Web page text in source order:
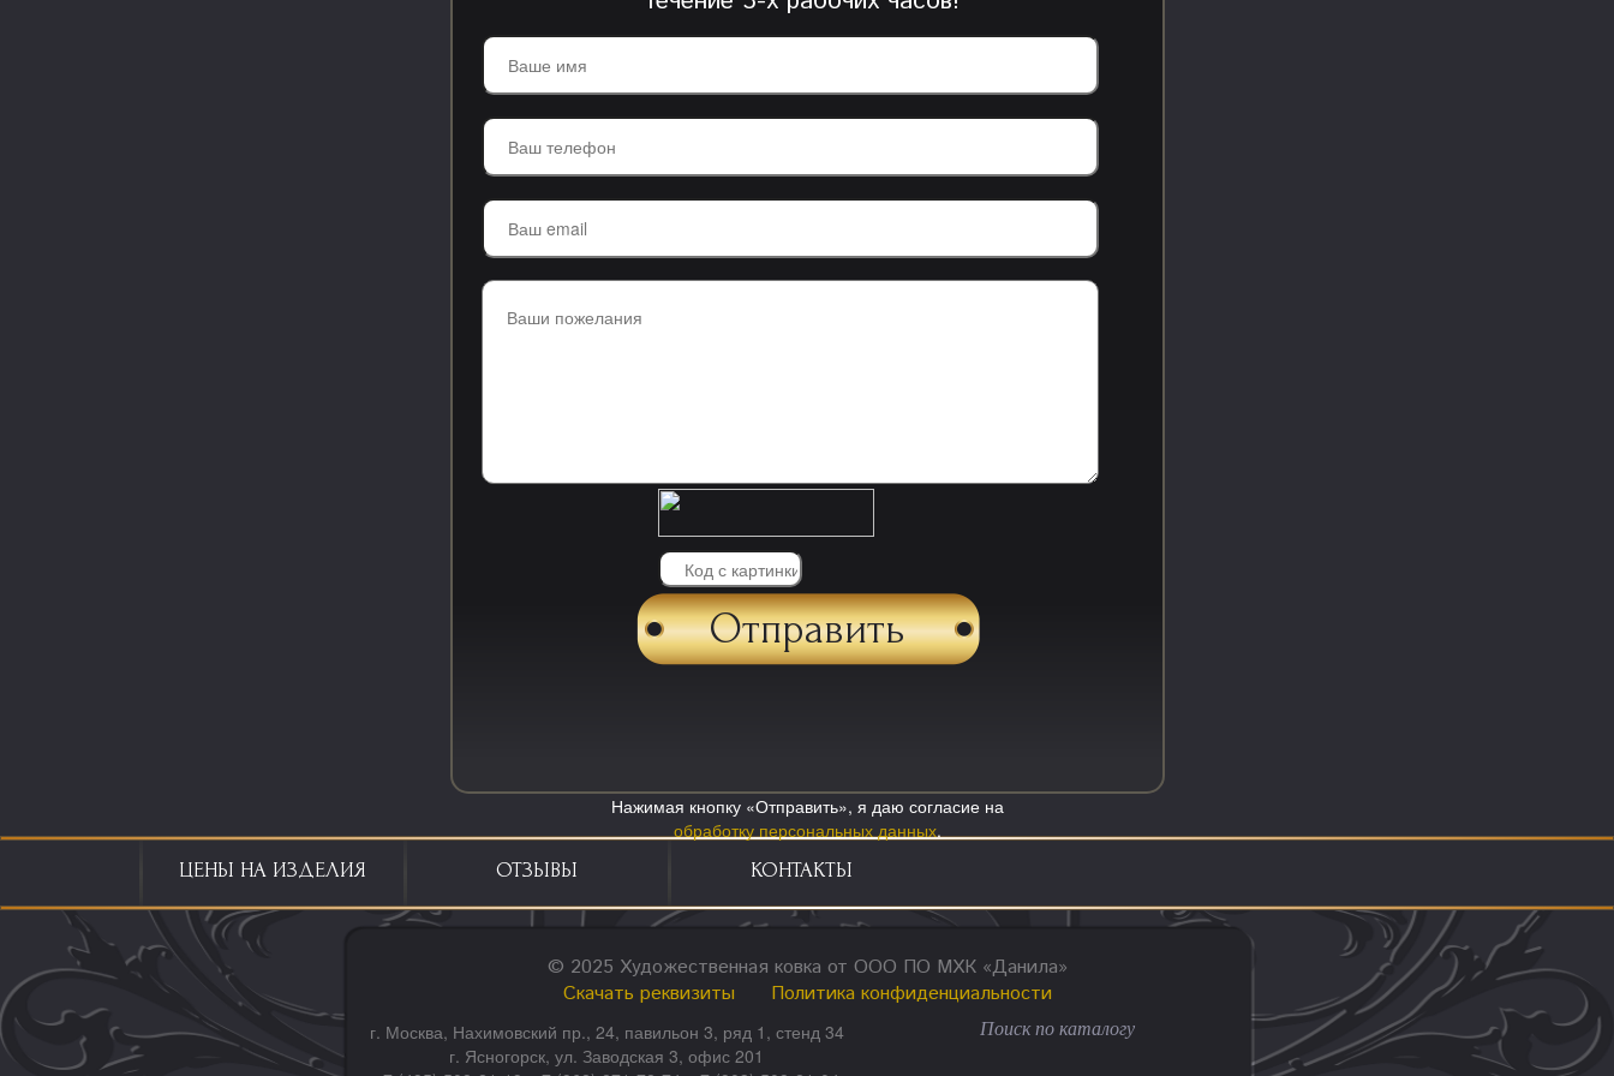
Нажимая кнопку «Отправить», я даю согласие на
обработку персональных данных.
ЦЕНЫ НА ИЗДЕЛИЯ ОТЗЫВЫ КОНТАКТЫ
© 2025 Художественная ковка от ООО ПО МХК «Данила»
Скачать реквизиты
Политика конфиденциальности
г. Москва, Нахимовский пр., 24, павильон 3, ряд 1, стенд 34
г. Ясногорск, ул. Заводская 3, офис 201